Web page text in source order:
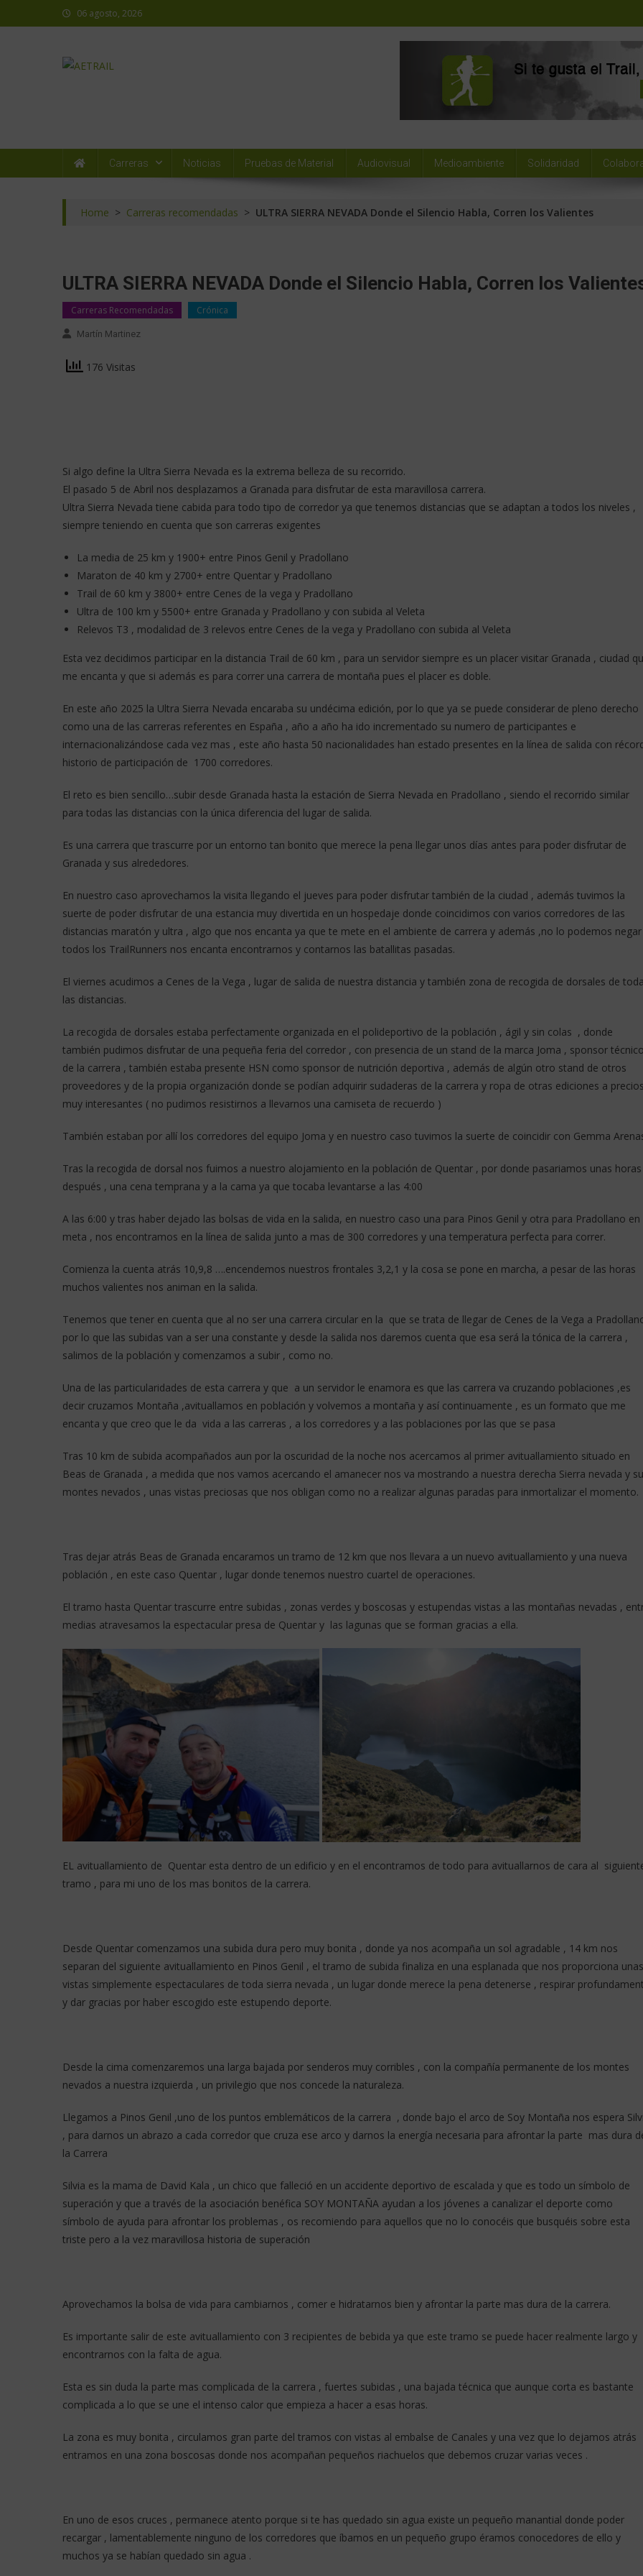
06 agosto, 2026
Carreras Noticias Pruebas de Material Audiovisual Medioambiente Solidaridad
Home > Carreras recomendadas > ULTRA SIERRA NEVADA Donde el Silencio Habla, Corren los Valientes
ULTRA SIERRA NEVADA Donde el Silencio Habla, Corren los
Carreras Recomendadas Crónica
Martín Martinez
176 Visitas
Si algo define la Ultra Sierra Nevada es la extrema belleza de su recorrido.
El pasado 5 de Abril nos desplazamos a Granada para disfrutar de esta maravillosa carrera.
Ultra Sierra Nevada tiene cabida para todo tipo de corredor ya que tenemos distancias que se adaptan a todos los niveles ,
siempre teniendo en cuenta que son carreras exigentes
La media de 25 km y 1900+ entre Pinos Genil y Pradollano
Maraton de 40 km y 2700+ entre Quentar y Pradollano
Trail de 60 km y 3800+ entre Cenes de la vega y Pradollano
Ultra de 100 km y 5500+ entre Granada y Pradollano y con subida al Veleta
Relevos T3 , modalidad de 3 relevos entre Cenes de la vega y Pradollano con subida al Veleta
Esta vez decidimos participar en la distancia Trail de 60 km , para un servidor siempre es un placer visitar Granada , ciudad
me encanta y que si además es para correr una carrera de montaña pues el placer es doble.
En este año 2025 la Ultra Sierra Nevada encaraba su undécima edición, por lo que ya se puede considerar de pleno derecho
como una de las carreras referentes en España , año a año ha ido incrementado su numero de participantes e
internacionalizándose cada vez mas , este año hasta 50 nacionalidades han estado presentes en la línea de salida con
historio de participación de 1700 corredores.
El reto es bien sencillo…subir desde Granada hasta la estación de Sierra Nevada en Pradollano , siendo el recorrido similar
para todas las distancias con la única diferencia del lugar de salida.
Es una carrera que trascurre por un entorno tan bonito que merece la pena llegar unos días antes para poder disfrutar de
Granada y sus alrededores.
En nuestro caso aprovechamos la visita llegando el jueves para poder disfrutar también de la ciudad , además tuvimos la
suerte de poder disfrutar de una estancia muy divertida en un hospedaje donde coincidimos con varios corredores de las
distancias maratón y ultra , algo que nos encanta ya que te mete en el ambiente de carrera y además ,no lo podemos
todos los TrailRunners nos encanta encontrarnos y contarnos las batallitas pasadas.
El viernes acudimos a Cenes de la Vega , lugar de salida de nuestra distancia y también zona de recogida de dorsales de
las distancias.
La recogida de dorsales estaba perfectamente organizada en el polideportivo de la población , ágil y sin colas , donde
también pudimos disfrutar de una pequeña feria del corredor , con presencia de un stand de la marca Joma , sponsor
de la carrera , también estaba presente HSN como sponsor de nutrición deportiva , además de algún otro stand de otros
proveedores y de la propia organización donde se podían adquirir sudaderas de la carrera y ropa de otras ediciones a
muy interesantes ( no pudimos resistirnos a llevarnos una camiseta de recuerdo )
También estaban por allí los corredores del equipo Joma y en nuestro caso tuvimos la suerte de coincidir con Gemma
Tras la recogida de dorsal nos fuimos a nuestro alojamiento en la población de Quentar , por donde pasariamos unas horas
después , una cena temprana y a la cama ya que tocaba levantarse a las 4:00
A las 6:00 y tras haber dejado las bolsas de vida en la salida, en nuestro caso una para Pinos Genil y otra para Pradollano en
meta , nos encontramos en la línea de salida junto a mas de 300 corredores y una temperatura perfecta para correr.
Comienza la cuenta atrás 10,9,8 ….encendemos nuestros frontales 3,2,1 y la cosa se pone en marcha, a pesar de las horas
muchos valientes nos animan en la salida.
Tenemos que tener en cuenta que al no ser una carrera circular en la que se trata de llegar de Cenes de la Vega a
por lo que las subidas van a ser una constante y desde la salida nos daremos cuenta que esa será la tónica de la carrera ,
salimos de la población y comenzamos a subir , como no.
Una de las particularidades de esta carrera y que a un servidor le enamora es que las carrera va cruzando poblaciones ,es
decir cruzamos Montaña ,avituallamos en población y volvemos a montaña y así continuamente , es un formato que me
encanta y que creo que le da vida a las carreras , a los corredores y a las poblaciones por las que se pasa
Tras 10 km de subida acompañados aun por la oscuridad de la noche nos acercamos al primer avituallamiento situado en
Beas de Granada , a medida que nos vamos acercando el amanecer nos va mostrando a nuestra derecha Sierra nevada y
montes nevados , unas vistas preciosas que nos obligan como no a realizar algunas paradas para inmortalizar el momento.
Tras dejar atrás Beas de Granada encaramos un tramo de 12 km que nos llevara a un nuevo avituallamiento y una nueva
población , en este caso Quentar , lugar donde tenemos nuestro cuartel de operaciones.
El tramo hasta Quentar trascurre entre subidas , zonas verdes y boscosas y estupendas vistas a las montañas nevadas ,
medias atravesamos la espectacular presa de Quentar y las lagunas que se forman gracias a ella.
EL avituallamiento de Quentar esta dentro de un edificio y en el encontramos de todo para avituallarnos de cara al
tramo , para mi uno de los mas bonitos de la carrera.
Desde Quentar comenzamos una subida dura pero muy bonita , donde ya nos acompaña un sol agradable , 14 km nos
separan del siguiente avituallamiento en Pinos Genil , el tramo de subida finaliza en una esplanada que nos proporciona unas
vistas simplemente espectaculares de toda sierra nevada , un lugar donde merece la pena detenerse , respirar
y dar gracias por haber escogido este estupendo deporte.
Desde la cima comenzaremos una larga bajada por senderos muy corribles , con la compañía permanente de los montes
nevados a nuestra izquierda , un privilegio que nos concede la naturaleza.
Llegamos a Pinos Genil ,uno de los puntos emblemáticos de la carrera , donde bajo el arco de Soy Montaña nos espera
, para darnos un abrazo a cada corredor que cruza ese arco y darnos la energía necesaria para afrontar la parte mas dura
la Carrera
Silvia es la mama de David Kala , un chico que falleció en un accidente deportivo de escalada y que es todo un símbolo de
superación y que a través de la asociación benéfica SOY MONTAÑA ayudan a los jóvenes a canalizar el deporte como
símbolo de ayuda para afrontar los problemas , os recomiendo para aquellos que no lo conocéis que busquéis sobre esta
triste pero a la vez maravillosa historia de superación
Aprovechamos la bolsa de vida para cambiarnos , comer e hidratarnos bien y afrontar la parte mas dura de la carrera.
Es importante salir de este avituallamiento con 3 recipientes de bebida ya que este tramo se puede hacer realmente largo y
encontrarnos con la falta de agua.
Esta es sin duda la parte mas complicada de la carrera , fuertes subidas , una bajada técnica que aunque corta es bastante
complicada a lo que se une el intenso calor que empieza a hacer a esas horas.
La zona es muy bonita , circulamos gran parte del tramos con vistas al embalse de Canales y una vez que lo dejamos atrás
entramos en una zona boscosas donde nos acompañan pequeños riachuelos que debemos cruzar varias veces .
En uno de esos cruces , permanece atento porque si te has quedado sin agua existe un pequeño manantial donde poder
recargar , lamentablemente ninguno de los corredores que íbamos en un pequeño grupo éramos conocedores de ello y
muchos ya se habían quedado sin agua .